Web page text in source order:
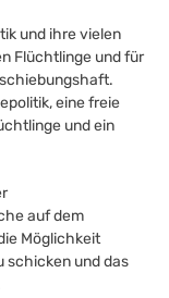
und ihre vielen
Flüchtlinge und für
eine freie
und ein
auf dem
Möglichkeit
schicken und das